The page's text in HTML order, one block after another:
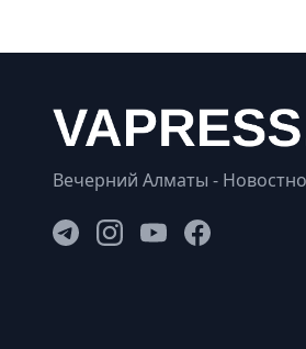
Вечерний Алматы -